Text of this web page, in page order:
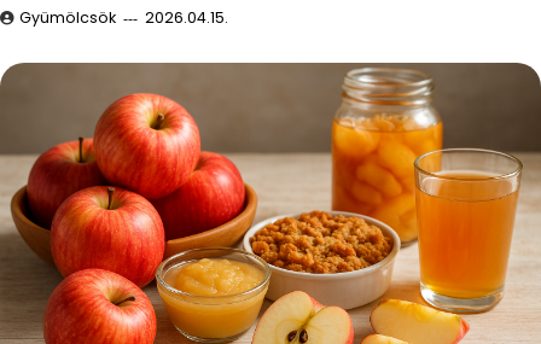
Gyümölcsök 2026.04.15.